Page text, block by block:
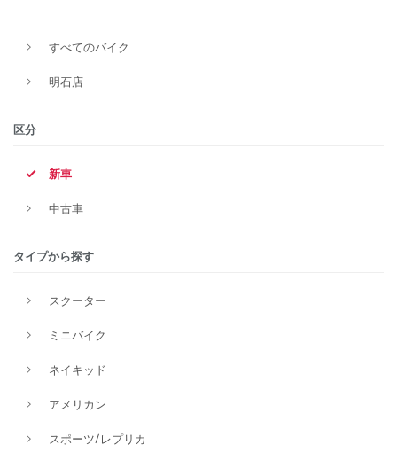
すべてのバイク
明石店
区分
新車
中古車
タイプから探す
スクーター
ミニバイク
ネイキッド
アメリカン
スポーツ/レプリカ
新車
タイプ
価格